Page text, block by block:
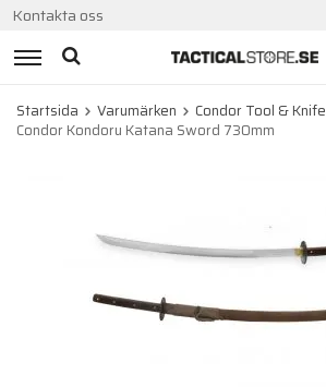
Kontakta oss
Startsida Varumärken
Condor Tool & Knife
Condor Kondoru Katana Sword 730mm